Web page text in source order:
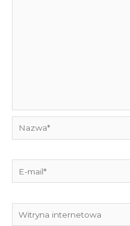
mail*
Witryna